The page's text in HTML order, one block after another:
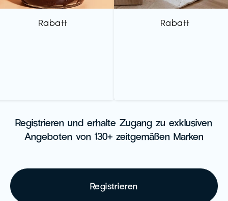
Rabatt Rabatt
Registrieren und erhalte Zugang zu exklusiven
Angeboten von 130+ zeitgemäßen Marken
Registrieren